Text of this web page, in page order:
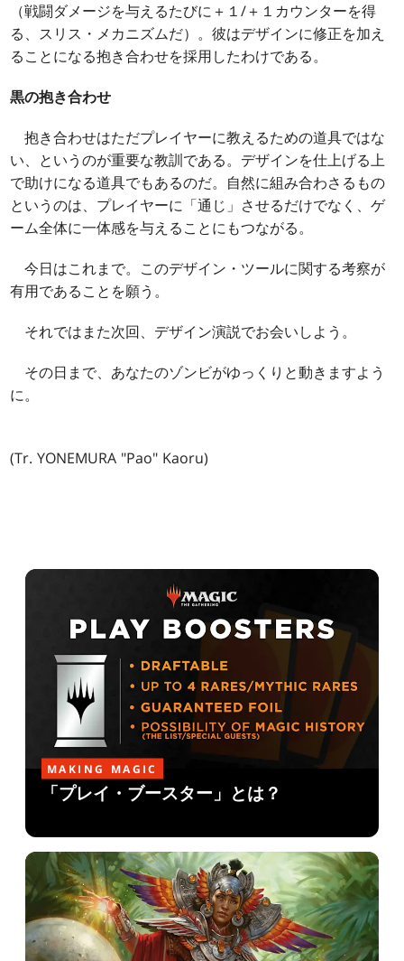
（戦闘ダメージを与えるたびに＋１/＋１カウンターを得
る、スリス・メカニズムだ）。彼はデザインに修正を加え
ることになる抱き合わせを採用したわけである。
黒の抱き合わせ
抱き合わせはただプレイヤーに教えるための道具ではな
い、というのが重要な教訓である。デザインを仕上げる上
で助けになる道具でもあるのだ。自然に組み合わさるもの
というのは、プレイヤーに「通じ」させるだけでなく、ゲ
ーム全体に一体感を与えることにもつながる。
今日はこれまで。このデザイン・ツールに関する考察が
有用であることを願う。
それではまた次回、デザイン演説でお会いしよう。
その日まで、あなたのゾンビがゆっくりと動きますよう
に。
(Tr. YONEMURA "Pao" Kaoru)
MAKING MAGIC
「プレイ・ブースター」とは？